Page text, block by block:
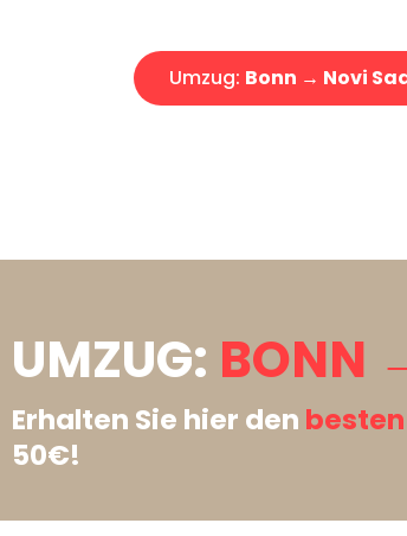
Umzug: Bonn → Novi
UMZUG: BONN
Erhalten Sie hier den
50€!